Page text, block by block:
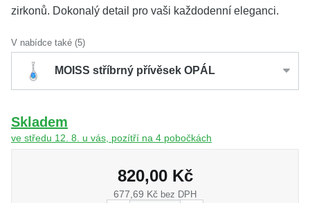
zirkonů. Dokonalý detail pro vaši každodenní eleganci.
V nabídce také (5)
MOISS stříbrný přívěsek OPÁL
Skladem
ve středu 12. 8. u vás, pozítří na 4 pobočkách
820,00 Kč
677,69 Kč bez DPH